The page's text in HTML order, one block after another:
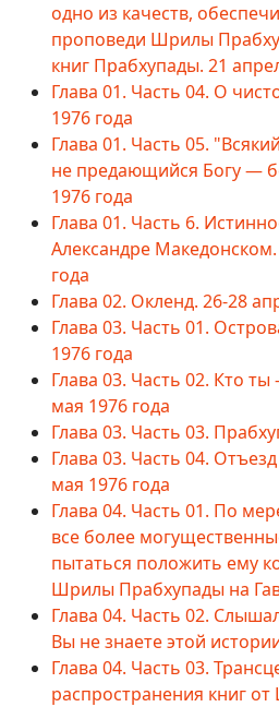
одно из качеств,
проповеди Шрилы
книг Прабхупады. 21
Глава 01. Часть 04. О
1976 года
Глава 01. Часть 05.
не предающийся Богу —
1976 года
Глава 01. Часть 6.
Александре
года
Глава 02. Окленд. 26-28
Глава 03. Часть 01.
1976 года
Глава 03. Часть 02. Кто
мая 1976 года
Глава 03. Часть 03.
Глава 03. Часть 04.
мая 1976 года
Глава 04. Часть 01. По
все более
пытаться положить ему
Шрилы Прабхупады на
Глава 04. Часть 02.
Вы не знаете этой
Глава 04. Часть 03.
распространения книг